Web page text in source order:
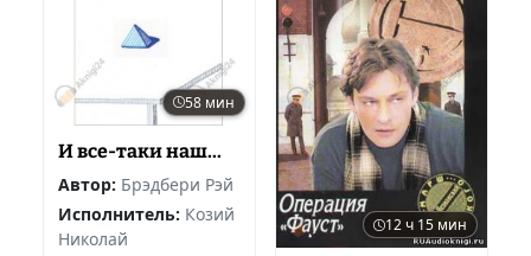
58 мин
И все-таки наш...
Автор: Брэдбери Рэй
Исполнитель: Козий
Николай
12 ч 15 мин